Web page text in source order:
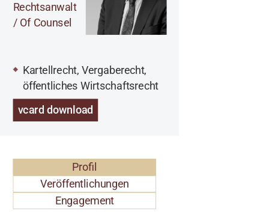
Rechtsanwalt
/ Of Counsel
Kartellrecht, Vergaberecht,
öffentliches Wirtschaftsrecht
vcard download
Profil
Veröffentlichungen
Engagement